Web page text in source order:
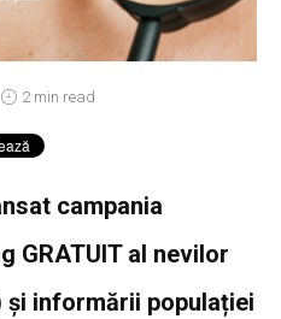
2 min read
campania
GRATUIT al nevilor
și informării populației